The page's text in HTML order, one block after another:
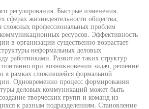
регулирования. Быстрые изменения,
сферах жизнедеятельности общества,
сложных профессиональных проблем
ресурсов. Эффективность
в организации существенно возрастает
неформальных деловых
работниками. Развитие таких структур
при возникновении задач, решение
в рамках сложившейся формальной
Одновременно процесс формирования
деловых коммуникаций может быть
творческих групп и команд из
к разным подразделениям. Становление